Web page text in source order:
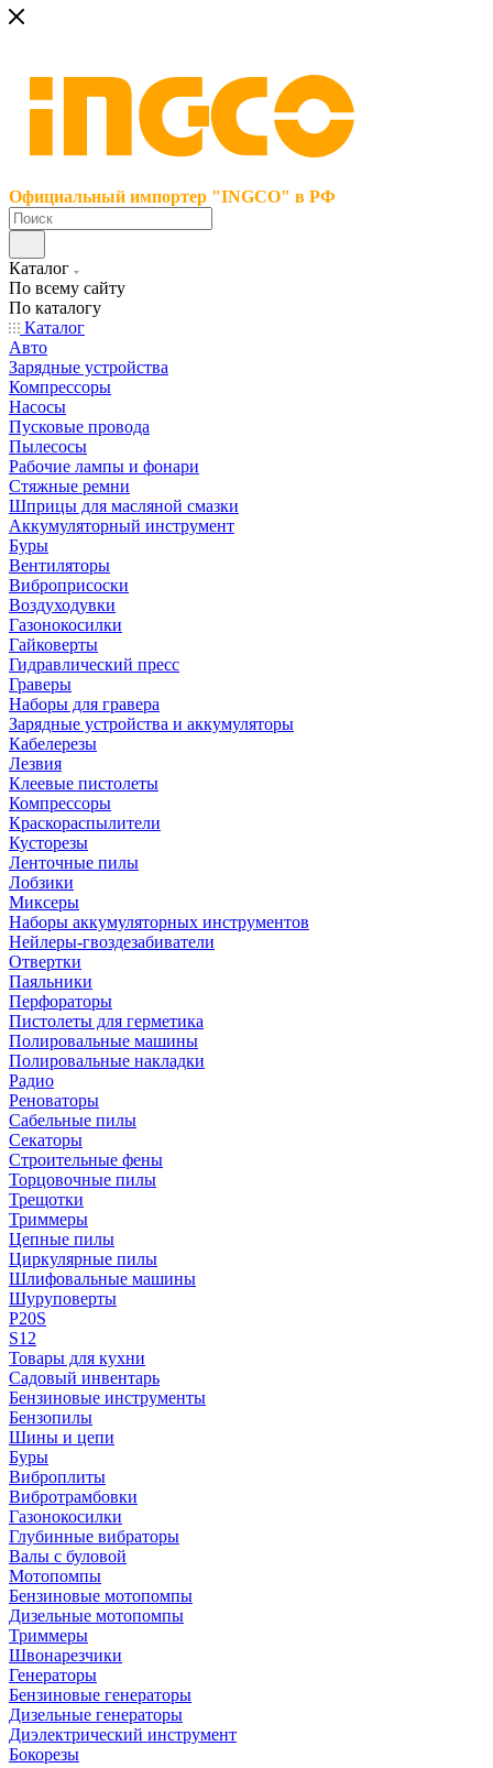
Официальный импортер "INGCO" в РФ
Каталог
По всему сайту
По каталогу
Каталог
Авто
Зарядные устройства
Компрессоры
Насосы
Пусковые провода
Пылесосы
Рабочие лампы и фонари
Стяжные ремни
Шприцы для масляной смазки
Аккумуляторный инструмент
Буры
Вентиляторы
Виброприсоски
Воздуходувки
Газонокосилки
Гайковерты
Гидравлический пресс
Граверы
Наборы для гравера
Зарядные устройства и аккумуляторы
Кабелерезы
Лезвия
Клеевые пистолеты
Компрессоры
Краскораспылители
Кусторезы
Ленточные пилы
Лобзики
Миксеры
Наборы аккумуляторных инструментов
Нейлеры-гвоздезабиватели
Отвертки
Паяльники
Перфораторы
Пистолеты для герметика
Полировальные машины
Полировальные накладки
Радио
Реноваторы
Сабельные пилы
Секаторы
Строительные фены
Торцовочные пилы
Трещотки
Триммеры
Цепные пилы
Циркулярные пилы
Шлифовальные машины
Шуруповерты
P20S
S12
Товары для кухни
Садовый инвентарь
Бензиновые инструменты
Бензопилы
Шины и цепи
Буры
Виброплиты
Вибротрамбовки
Газонокосилки
Глубинные вибраторы
Валы с буловой
Мотопомпы
Бензиновые мотопомпы
Дизельные мотопомпы
Триммеры
Швонарезчики
Генераторы
Бензиновые генераторы
Дизельные генераторы
Диэлектрический инструмент
Бокорезы